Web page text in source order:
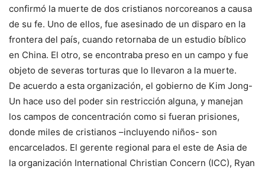
confirmó la muerte de dos cristianos norcoreanos a causa
de su fe. Uno de ellos, fue asesinado de un disparo en la
frontera del país, cuando retornaba de un estudio bíblico
en China. El otro, se encontraba preso en un campo y fue
objeto de severas torturas que lo llevaron a la muerte.
De acuerdo a esta organización, el gobierno de Kim Jong-
Un hace uso del poder sin restricción alguna, y manejan
los campos de concentración como si fueran prisiones,
donde miles de cristianos –incluyendo niños- son
encarcelados. El gerente regional para el este de Asia de
la organización International Christian Concern (ICC), Ryan